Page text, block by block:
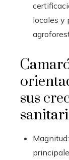
locales y
sus